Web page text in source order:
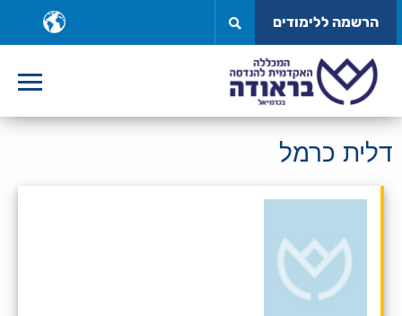
לתוכן
הרשמה ללימודים
דלית כרמל